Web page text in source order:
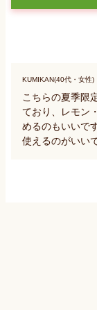
KUMIKAN(40代・女性)
こちらの夏季限
ており、レモン
めるのもいいで
使えるのがいい